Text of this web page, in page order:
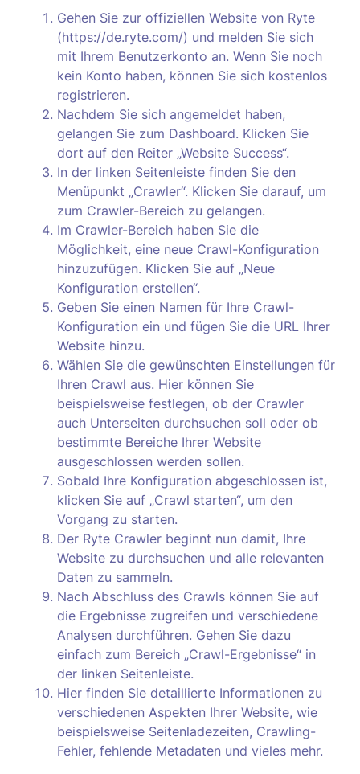
Gehen Sie zur offiziellen Website von Ryte
(https://de.ryte.com/) und melden Sie sich
mit Ihrem Benutzerkonto an. Wenn Sie noch
kein Konto haben, können Sie sich kostenlos
registrieren.
Nachdem Sie sich angemeldet haben,
gelangen Sie zum Dashboard. Klicken Sie
dort auf den Reiter „Website Success“.
In der linken Seitenleiste finden Sie den
Menüpunkt „Crawler“. Klicken Sie darauf, um
zum Crawler-Bereich zu gelangen.
Im Crawler-Bereich haben Sie die
Möglichkeit, eine neue Crawl-Konfiguration
hinzuzufügen. Klicken Sie auf „Neue
Konfiguration erstellen“.
Geben Sie einen Namen für Ihre Crawl-
Konfiguration ein und fügen Sie die URL Ihrer
Website hinzu.
Wählen Sie die gewünschten Einstellungen für
Ihren Crawl aus. Hier können Sie
beispielsweise festlegen, ob der Crawler
auch Unterseiten durchsuchen soll oder ob
bestimmte Bereiche Ihrer Website
ausgeschlossen werden sollen.
Sobald Ihre Konfiguration abgeschlossen ist,
klicken Sie auf „Crawl starten“, um den
Vorgang zu starten.
Der Ryte Crawler beginnt nun damit, Ihre
Website zu durchsuchen und alle relevanten
Daten zu sammeln.
Nach Abschluss des Crawls können Sie auf
die Ergebnisse zugreifen und verschiedene
Analysen durchführen. Gehen Sie dazu
einfach zum Bereich „Crawl-Ergebnisse“ in
der linken Seitenleiste.
Hier finden Sie detaillierte Informationen zu
verschiedenen Aspekten Ihrer Website, wie
beispielsweise Seitenladezeiten, Crawling-
Fehler, fehlende Metadaten und vieles mehr.